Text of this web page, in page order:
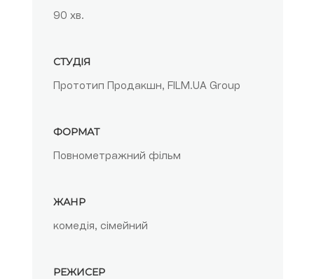
90 хв.
СТУДІЯ
Прототип Продакшн, FILM.UA Group
ФОРМАТ
Повнометражний фільм
ЖАНР
комедія, сімейний
РЕЖИСЕР